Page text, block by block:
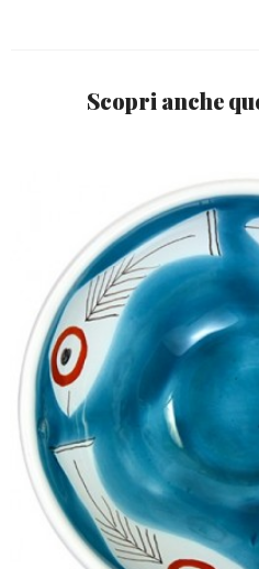
Scopri anche